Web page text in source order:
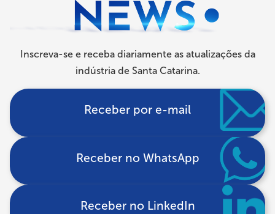
Inscreva-se e receba diariamente as atualizações da
indústria de Santa Catarina.
Receber por e-mail
Receber no WhatsApp
Receber no LinkedIn